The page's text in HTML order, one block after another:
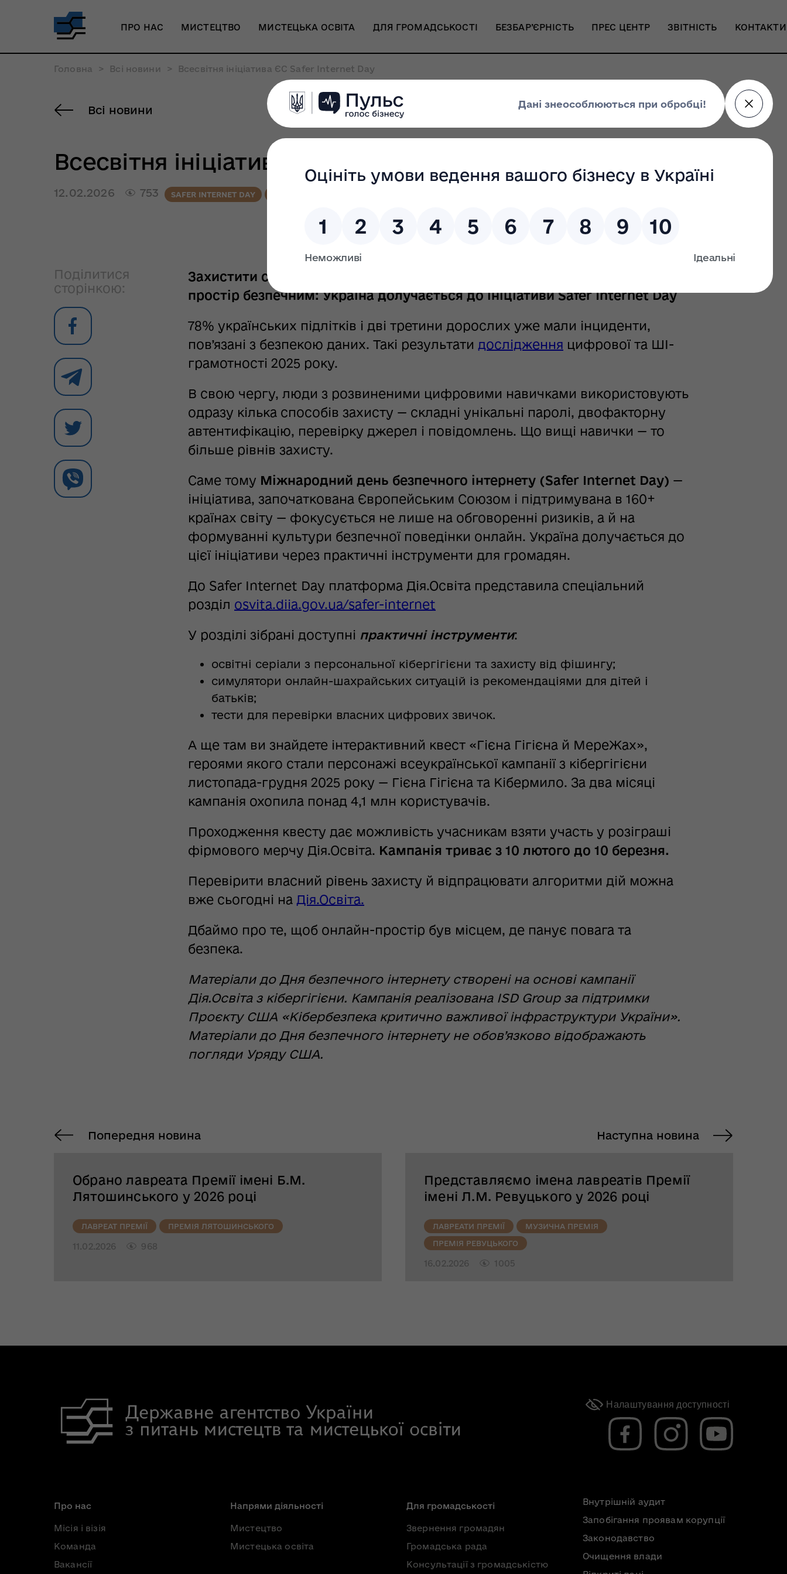
ПРО НАС МИСТЕЦТВО МИСТЕЦЬКА ОСВІТА ДЛЯ ГРОМАДСЬКОСТІ БЕЗБАР’ЄРНІСТЬ ПРЕС ЦЕНТР ЗВІТНІСТЬ КОНТАКТИ
Головна > Всі новини > Всесвітня ініціатива ЄС Safer Internet Day
Всі новини
Всесвітня ініціатива ЄС Safer Internet Day
12.02.2026 753 SAFER INTERNET DAY
Поділитися
сторінкою:
Захистити свої дані, уникнути онлайн-ризиків та зробити цифровий
простір безпечним: Україна долучається до ініціативи Safer Internet Day
78% українських підлітків і дві третини дорослих уже мали інциденти,
пов’язані з безпекою даних. Такі результати дослідження цифрової та ШІ-
грамотності 2025 року.
В свою чергу, люди з розвиненими цифровими навичками використовують
одразу кілька способів захисту — складні унікальні паролі, двофакторну
автентифікацію, перевірку джерел і повідомлень. Що вищі навички — то
більше рівнів захисту.
Саме тому Міжнародний день безпечного інтернету (Safer Internet Day) —
ініціатива, започаткована Європейським Союзом і підтримувана в 160+
країнах світу — фокусується не лише на обговоренні ризиків, а й на
формуванні культури безпечної поведінки онлайн. Україна долучається до
цієї ініціативи через практичні інструменти для громадян.
До Safer Internet Day платформа Дія.Освіта представила спеціальний
розділ osvita.diia.gov.ua/safer-internet
У розділі зібрані доступні практичні інструменти:
освітні серіали з персональної кібергігієни та захисту від фішингу;
симулятори онлайн-шахрайських ситуацій із рекомендаціями для дітей і
батьків;
тести для перевірки власних цифрових звичок.
А ще там ви знайдете інтерактивний квест «Гієна Гігієна й МереЖах»,
героями якого стали персонажі всеукраїнської кампанії з кібергігієни
листопада-грудня 2025 року — Гієна Гігієна та Кібермило. За два місяці
кампанія охопила понад 4,1 млн користувачів.
Проходження квесту дає можливість учасникам взяти участь у розіграші
фірмового мерчу Дія.Освіта. Кампанія триває з 10 лютого до 10 березня.
Перевірити власний рівень захисту й відпрацювати алгоритми дій можна
вже сьогодні на Дія.Освіта.
Дбаймо про те, щоб онлайн-простір був місцем, де панує повага та
безпека.
Матеріали до Дня безпечного інтернету створені на основі кампанії
Дія.Освіта з кібергігієни. Кампанія реалізована ISD Group за підтримки
Проєкту США «Кібербезпека критично важливої інфраструктури України».
Матеріали до Дня безпечного інтернету не обов’язково відображають
погляди Уряду США.
Попередня новина
Обрано лавреата Премії імені Б.М.
Лятошинського у 2026 році
ЛАВРЕАТ ПРЕМІЇ ПРЕМІЯ ЛЯТОШИНСЬКОГО
11.02.2026 968
Наступна новина
Представляємо імена лавреатів Премії
імені Л.М. Ревуцького у 2026 році
ЛАВРЕАТИ ПРЕМІЇ МУЗИЧНА ПРЕМІЯ
ПРЕМІЯ РЕВУЦЬКОГО
16.02.2026 1005
Налаштування доступності
Про нас
Місія і візія
Команда
Вакансії
Напрями діяльності
Мистецтво
Мистецька освіта
Для громадськості
Звернення громадян
Громадська рада
Консультації з громадськістю
Внутрішній аудит
Запобігання проявам корупції
Законодавство
Очищення влади